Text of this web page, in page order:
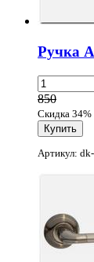
Ручка
850
Скидка 34%
Артикул: